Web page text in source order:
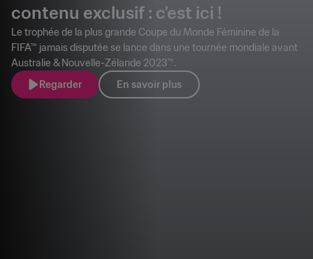
contenu exclusif : c'est ici !
Le trophée de la plus grande Coupe du Monde Féminine de la
FIFA™ jamais disputée se lance dans une tournée mondiale avant
Australie & Nouvelle-Zélande 2023™.
Regarder
En savoir plus